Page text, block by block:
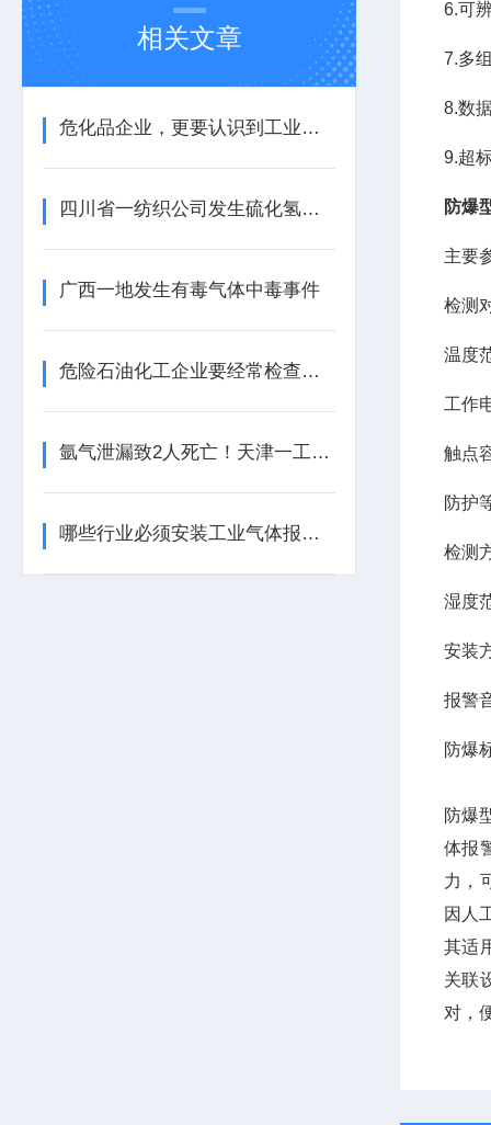
相关文章
危化品企业，更要认识到工业气体报警器的重要性
四川省一纺织公司发生硫化氢中毒事件
广西一地发生有毒气体中毒事件
危险石油化工企业要经常检查工业气体报警器的报警效果
氩气泄漏致2人死亡！天津一工业园内发生安全事故
哪些行业必须安装工业气体报警器？这些地方不装可能违法！
6.可
7.多
8.数
9.超
防爆
主要
检测
温度
工作
触点
防护
检测
湿度
安装
报警
防爆
防爆
体报
力，
因人
其适
关联
对，